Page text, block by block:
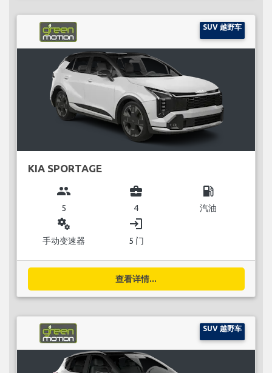
SUV 越野车
KIA SPORTAGE
group
5
business_center
4
local_gas_station
汽油
miscellaneous_services
手动变速器
login
5 门
查看详情...
SUV 越野车